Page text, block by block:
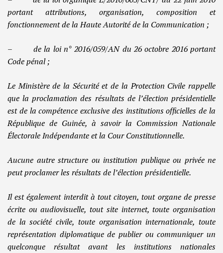
portant attributions, organisation, composition et
fonctionnement de la Haute Autorité de la Communication ;
– de la loi n° 2016/059/AN du 26 octobre 2016 portant
Code pénal ;
Le Ministère de la Sécurité et de la Protection Civile rappelle
que la proclamation des résultats de l’élection présidentielle
est de la compétence exclusive des institutions officielles de la
République de Guinée, à savoir la Commission Nationale
Électorale Indépendante et la Cour Constitutionnelle.
Aucune autre structure ou institution publique ou privée ne
peut proclamer les résultats de l’élection présidentielle.
Il est également interdit à tout citoyen, tout organe de presse
écrite ou audiovisuelle, tout site internet, toute organisation
de la société civile, toute organisation internationale, toute
représentation diplomatique de publier ou communiquer un
quelconque résultat avant les institutions nationales